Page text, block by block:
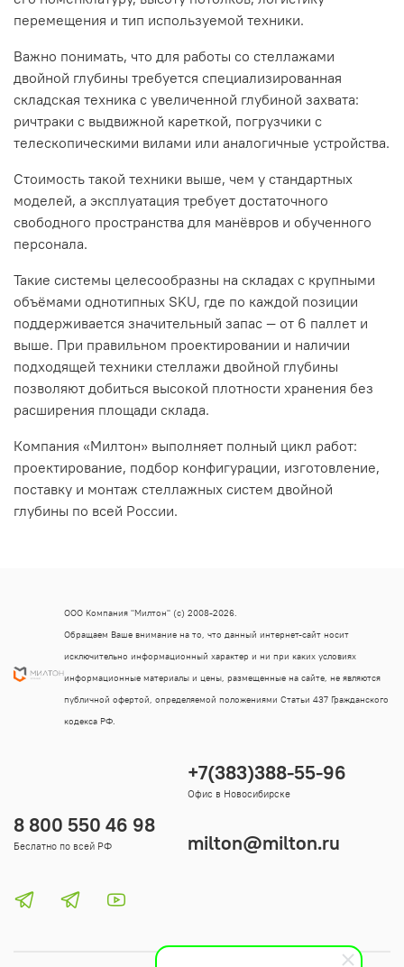
перемещения и тип используемой техники.
Важно понимать, что для работы со стеллажами
двойной глубины требуется специализированная
складская техника с увеличенной глубиной захвата:
ричтраки с выдвижной кареткой, погрузчики с
телескопическими вилами или аналогичные устройства.
Стоимость такой техники выше, чем у стандартных
моделей, а эксплуатация требует достаточного
свободного пространства для манёвров и обученного
персонала.
Такие системы целесообразны на складах с крупными
объёмами однотипных SKU, где по каждой позиции
поддерживается значительный запас — от 6 паллет и
выше. При правильном проектировании и наличии
подходящей техники стеллажи двойной глубины
позволяют добиться высокой плотности хранения без
расширения площади склада.
Компания «Милтон» выполняет полный цикл работ:
проектирование, подбор конфигурации, изготовление,
поставку и монтаж стеллажных систем двойной
глубины по всей России.
8 800 550 46 98
Беслатно по всей РФ
+7(383)388-55-96
Офис в Новосибирске
milton@milton.ru
ООО Компания "Милтон" (с) 2008-2026.
Обращаем Ваше внимание на то, что данный интернет-сайт носит
исключительно информационный характер и ни при каких условиях
информационные материалы и цены, размещенные на сайте, не являются
публичной офертой, определяемой положениями Статьи 437 Гражданского
кодекса РФ.